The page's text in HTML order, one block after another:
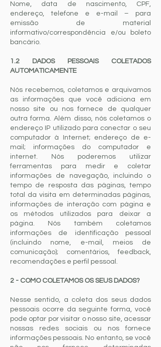
Nome, data de nascimento, CPF,
endereço, telefone e e-mail – para
emissão de material
informativo/correspondência e/ou boleto
bancário.
1.2 DADOS PESSOAIS COLETADOS
AUTOMATICAMENTE
Nós recebemos, coletamos e arquivamos
as informações que você adiciona em
nosso site ou nos fornece de qualquer
outra forma. Além disso, nós coletamos o
endereço IP utilizado para conectar o seu
computador à Internet; endereço de e-
mail; informações do computador e
internet. Nós poderemos utilizar
ferramentas para medir e coletar
informações de navegação, incluindo o
tempo de resposta das páginas, tempo
total da visita em determinadas páginas,
informações de interação com página e
os métodos utilizados para deixar a
página. Nós também coletamos
informações de identificação pessoal
(incluindo nome, e-mail, meios de
comunicação); comentários, feedback,
recomendações e perfil pessoal.
2 - COMO COLETAMOS OS SEUS DADOS?
Nesse sentido, a coleta dos seus dados
pessoais ocorre da seguinte forma, você
pode optar por visitar o nosso site, acessar
nossas redes sociais ou nos fornece
informações pessoais. No entanto, se você